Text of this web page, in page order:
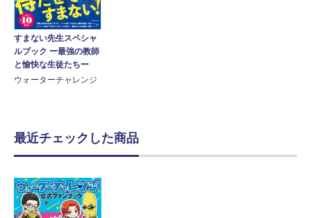
すまない先生スペシャ
ルブック ー最強の教師
と愉快な生徒たちー
ウォーターチャレンジ
最近チェックした商品